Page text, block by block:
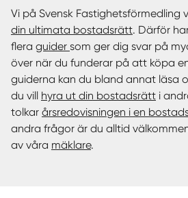
Vi på Svensk Fastighetsförmedling
din ultimata bostadsrätt. Därför
flera guider som ger dig svar på
över när du funderar på att köpa
guiderna kan du bland annat läsa
du vill hyra ut din bostadsrätt i
tolkar årsredovisningen i en
andra frågor är du alltid
av våra mäklare.